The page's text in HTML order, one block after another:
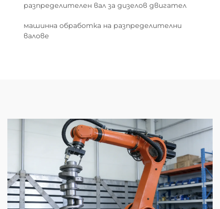
разпределителен вал за дизелов двигател
машинна обработка на разпределителни
валове